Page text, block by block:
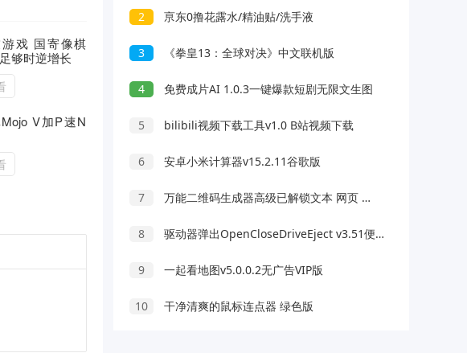
戏 国寄像棋
够时逆增长
V加P速N
2 亰东0撸花露水/精油贴/洗手液
3 《拳皇13：全球对决》中文联机版
4 免费成片AI 1.0.3一键爆款短剧无限文生图
5 bilibili视频下载工具v1.0 B站视频下载
6 安卓小米计算器v15.2.11谷歌版
7 万能二维码生成器高级已解锁文本 网页 WiFi 等等都行
8 驱动器弹出OpenCloseDriveEject v3.51便携版
9 一起看地图v5.0.0.2无广告VIP版
10 干净清爽的鼠标连点器 绿色版